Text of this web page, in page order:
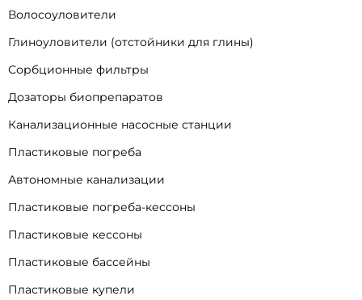
Волосоуловители
Глиноуловители (отстойники для глины)
Сорбционные фильтры
Дозаторы биопрепаратов
Канализационные насосные станции
Пластиковые погреба
Автономные канализации
Пластиковые погреба-кессоны
Пластиковые кессоны
Пластиковые бассейны
Пластиковые купели